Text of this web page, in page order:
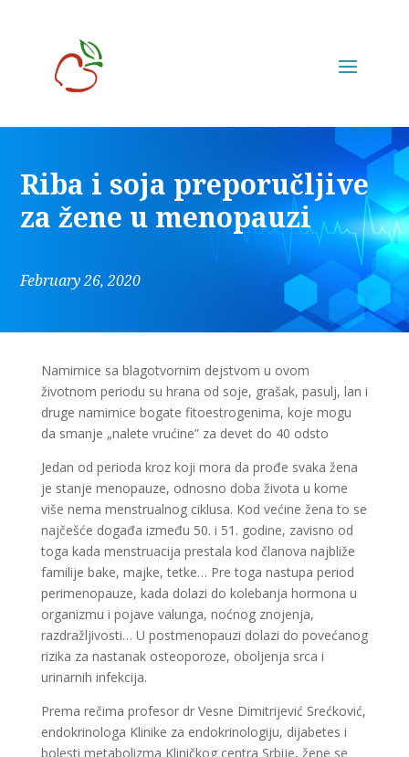
Riba i soja preporučljive
za žene u menopauzi
February 26, 2020
Namirnice sa blagotvornim dejstvom u ovom
životnom periodu su hrana od soje, grašak, pasulj, lan i
druge namirnice bogate fitoestrogenima, koje mogu
da smanje „nalete vrućine” za devet do 40 odsto
Jedan od perioda kroz koji mora da prođe svaka žena
je stanje menopauze, odnosno doba života u kome
više nema menstrualnog ciklusa. Kod većine žena to se
najčešće događa između 50. i 51. godine, zavisno od
toga kada menstruacija prestala kod članova najbliže
familije bake, majke, tetke… Pre toga nastupa period
perimenopauze, kada dolazi do kolebanja hormona u
organizmu i pojave valunga, noćnog znojenja,
razdražljivosti… U postmenopauzi dolazi do povećanog
rizika za nastanak osteoporoze, oboljenja srca i
urinarnih infekcija.
Prema rečima profesor dr Vesne Dimitrijević Srećković,
endokrinologa Klinike za endokrinologiju, dijabetes i
bolesti metabolizma Kliničkog centra Srbije, žene se